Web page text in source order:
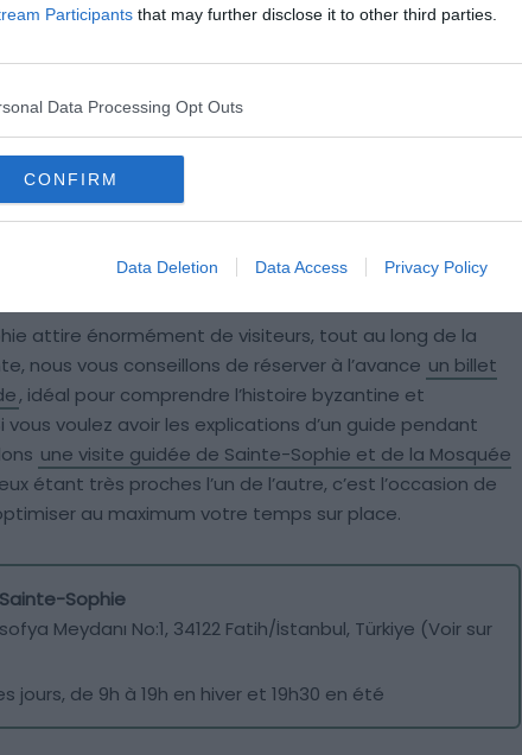
Participants that may further disclose it to other third parties.
Data Processing Opt Outs
CONFIRM
Data Deletion Data Access Privacy Policy
millénaire de l’histoire byzantine et ottomane,
chrétiennes uniques au monde.
Sophie, construite en 537 sous l’empereur Justinien,
Elle est devenue une mosquée en 1453 après la
en musée en 1934,
. Son dôme et ses minarets vous laisseront sans
qui offrent une vue imprenable sur les mosaïques
attire énormément de visiteurs, tout au long de la
nous vous conseillons de réserver à l’avance un billet
, idéal pour comprendre l’histoire byzantine et
voulez avoir les explications d’un guide pendant
une visite guidée de Sainte-Sophie et de la Mosquée
étant très proches l’un de l’autre, c’est l’occasion de
au maximum votre temps sur place.
Sophie
Meydanı No:1, 34122 Fatih/İstanbul, Türkiye (Voir sur
jours, de 9h à 19h en hiver et 19h30 en été